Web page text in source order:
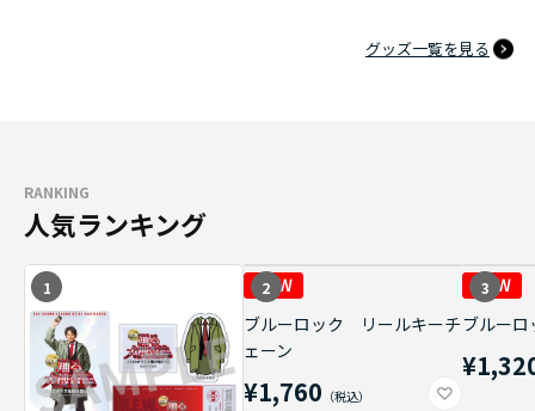
グッズ一覧を見る
RANKING
人気ランキング
1 2
ブルーロック リールキーチ
ェーン
¥1,760
3
ブルー